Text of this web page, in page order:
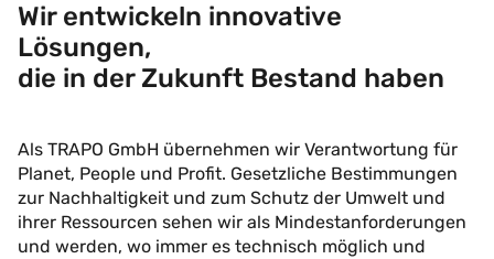
Wir entwickeln innovative
Lösungen,
die in der Zukunft Bestand haben
Als TRAPO GmbH übernehmen wir Verantwortung für
Planet, People und Profit. Gesetzliche Bestimmungen
zur Nachhaltigkeit und zum Schutz der Umwelt und
ihrer Ressourcen sehen wir als Mindestanforderungen
und werden, wo immer es technisch möglich und